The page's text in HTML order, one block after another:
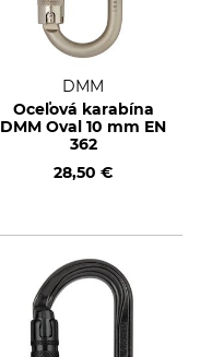
DMM
Oceľová karabína
DMM Oval 10 mm EN
362
28,50 €